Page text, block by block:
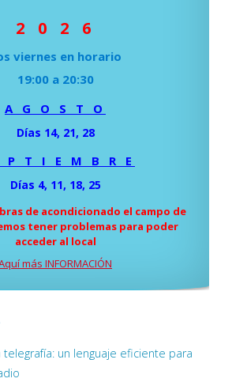
2 0 2 6
viernes en horario
19:00 a 20:30
A G O S T O
Días 14, 21, 28
P T I E M B R E
Días 4, 11, 18, 25
de acondicionado el campo de
tener problemas para poder
acceder al local
más INFORMACIÓN
telegrafía: un lenguaje eficiente para